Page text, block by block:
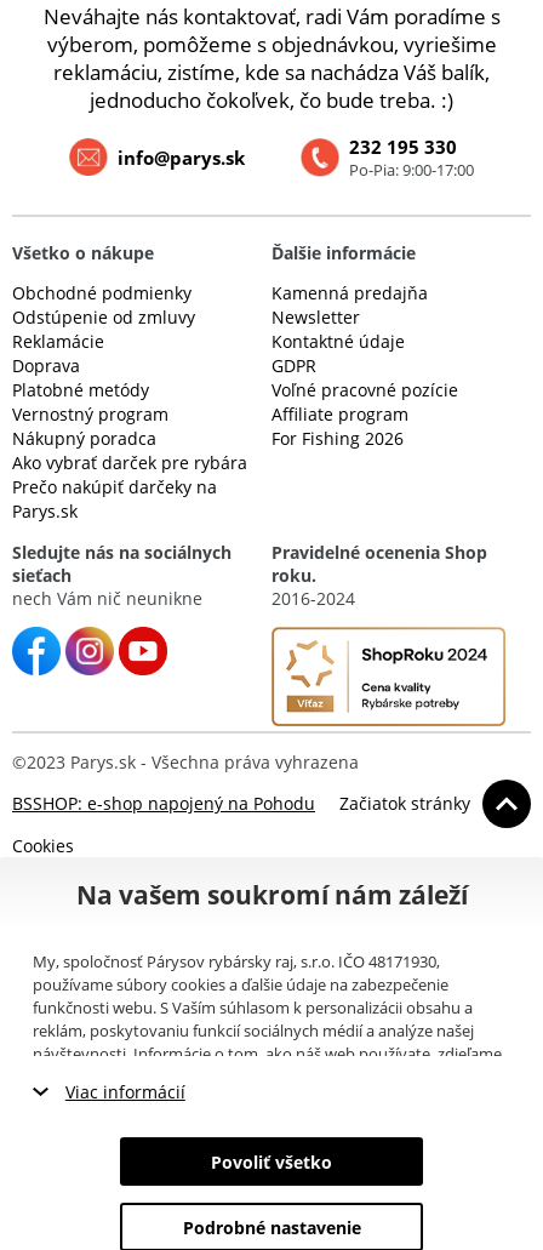
Neváhajte nás kontaktovať, radi Vám poradíme s
výberom, pomôžeme s objednávkou, vyriešime
reklamáciu, zistíme, kde sa nachádza Váš balík,
jednoducho čokoľvek, čo bude treba. :)
232 195 330
Po-Pia: 9:00-17:00
info@parys.sk
Všetko o nákupe
Obchodné podmienky
Odstúpenie od zmluvy
Reklamácie
Doprava
Platobné metódy
Vernostný program
Nákupný poradca
Ako vybrať darček pre rybára
Prečo nakúpiť darčeky na
Parys.sk
Ďalšie informácie
Kamenná predajňa
Newsletter
Kontaktné údaje
GDPR
Voľné pracovné pozície
Affiliate program
For Fishing 2026
Sledujte nás na sociálnych
sieťach
nech Vám nič neunikne
Pravidelné ocenenia Shop
roku.
2016-2024
©2023 Parys.sk - Všechna práva vyhrazena
BSSHOP: e-shop napojený na Pohodu
Začiatok stránky
Cookies
Na vašem soukromí nám záleží
My, spoločnosť Párysov rybársky raj, s.r.o. IČO 48171930,
používame súbory cookies a ďalšie údaje na zabezpečenie
funkčnosti webu. S Vaším súhlasom k personalizácii obsahu a
reklám, poskytovaniu funkcií sociálnych médií a analýze našej
návštevnosti. Informácie o tom, ako náš web používate, zdieľame
(napríklad Google).Tu
informáciami, ktoré ste im poskytli alebo ktoré získali v dôsledku
toho, že používate ich služby. Tieto údaje zahŕňajú cookies, dáta z
ďalších úložísk, IP adresu a ďalšie informácie spojené s prezeraním
Viac informácií
Nevyhnutné cookies
Marketingové cookies
Analytické cookies
Povoliť všetko
Podrobné nastavenie